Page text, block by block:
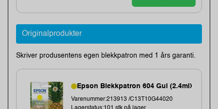
Originalprodukter
Skriver produsentens egen blekkpatron med 1 års garanti.
Epson Blekkpatron 604 Gul (2.4ml)
Varenummer:213913 /C13T10G44020